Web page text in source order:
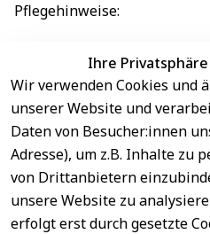
Pflegehinweise:
EU-Verantwortliche
Ihre
Wir verwenden Cookies und
unserer Website und
Daten von Besucher:innen
Adresse), um z.B. Inhalte zu
von Drittanbietern
unsere Website zu
erfolgt erst durch gesetzte